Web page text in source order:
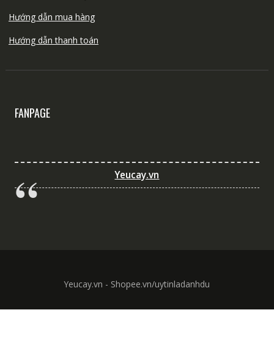
Hướng dẫn mua hàng
Hướng dẫn thanh toán
FANPAGE
Yeucay.vn
Yeucay.vn - Shopee.vn/uytinladanhdu